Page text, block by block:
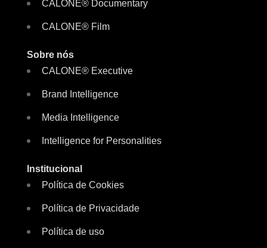
CALONE® Documentary
CALONE® Film
Sobre nós
CALONE® Executive
Brand Intelligence
Media Intelligence
Intelligence for Personalities
Institucional
Política de Cookies
Política de Privacidade
Política de uso